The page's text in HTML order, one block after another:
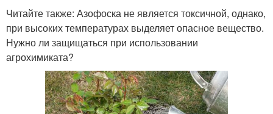
Читайте также: Азофоска не является токсичной, однако,
при высоких температурах выделяет опасное вещество.
Нужно ли защищаться при использовании
агрохимиката?